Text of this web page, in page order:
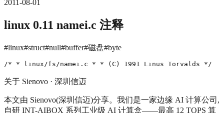
2011-08-01
linux 0.11 namei.c 注释
#linux#struct#null#buffer#磁盘#byte
/* * linux/fs/
关于 Sienovo · 深圳信迈
本文由 Sienovo(深圳信迈)分享。我们是一家边缘 AI 计算公司,
自研 INT-AIBOX 系列工业级 AI 计算盒——最高 12 TOPS 算